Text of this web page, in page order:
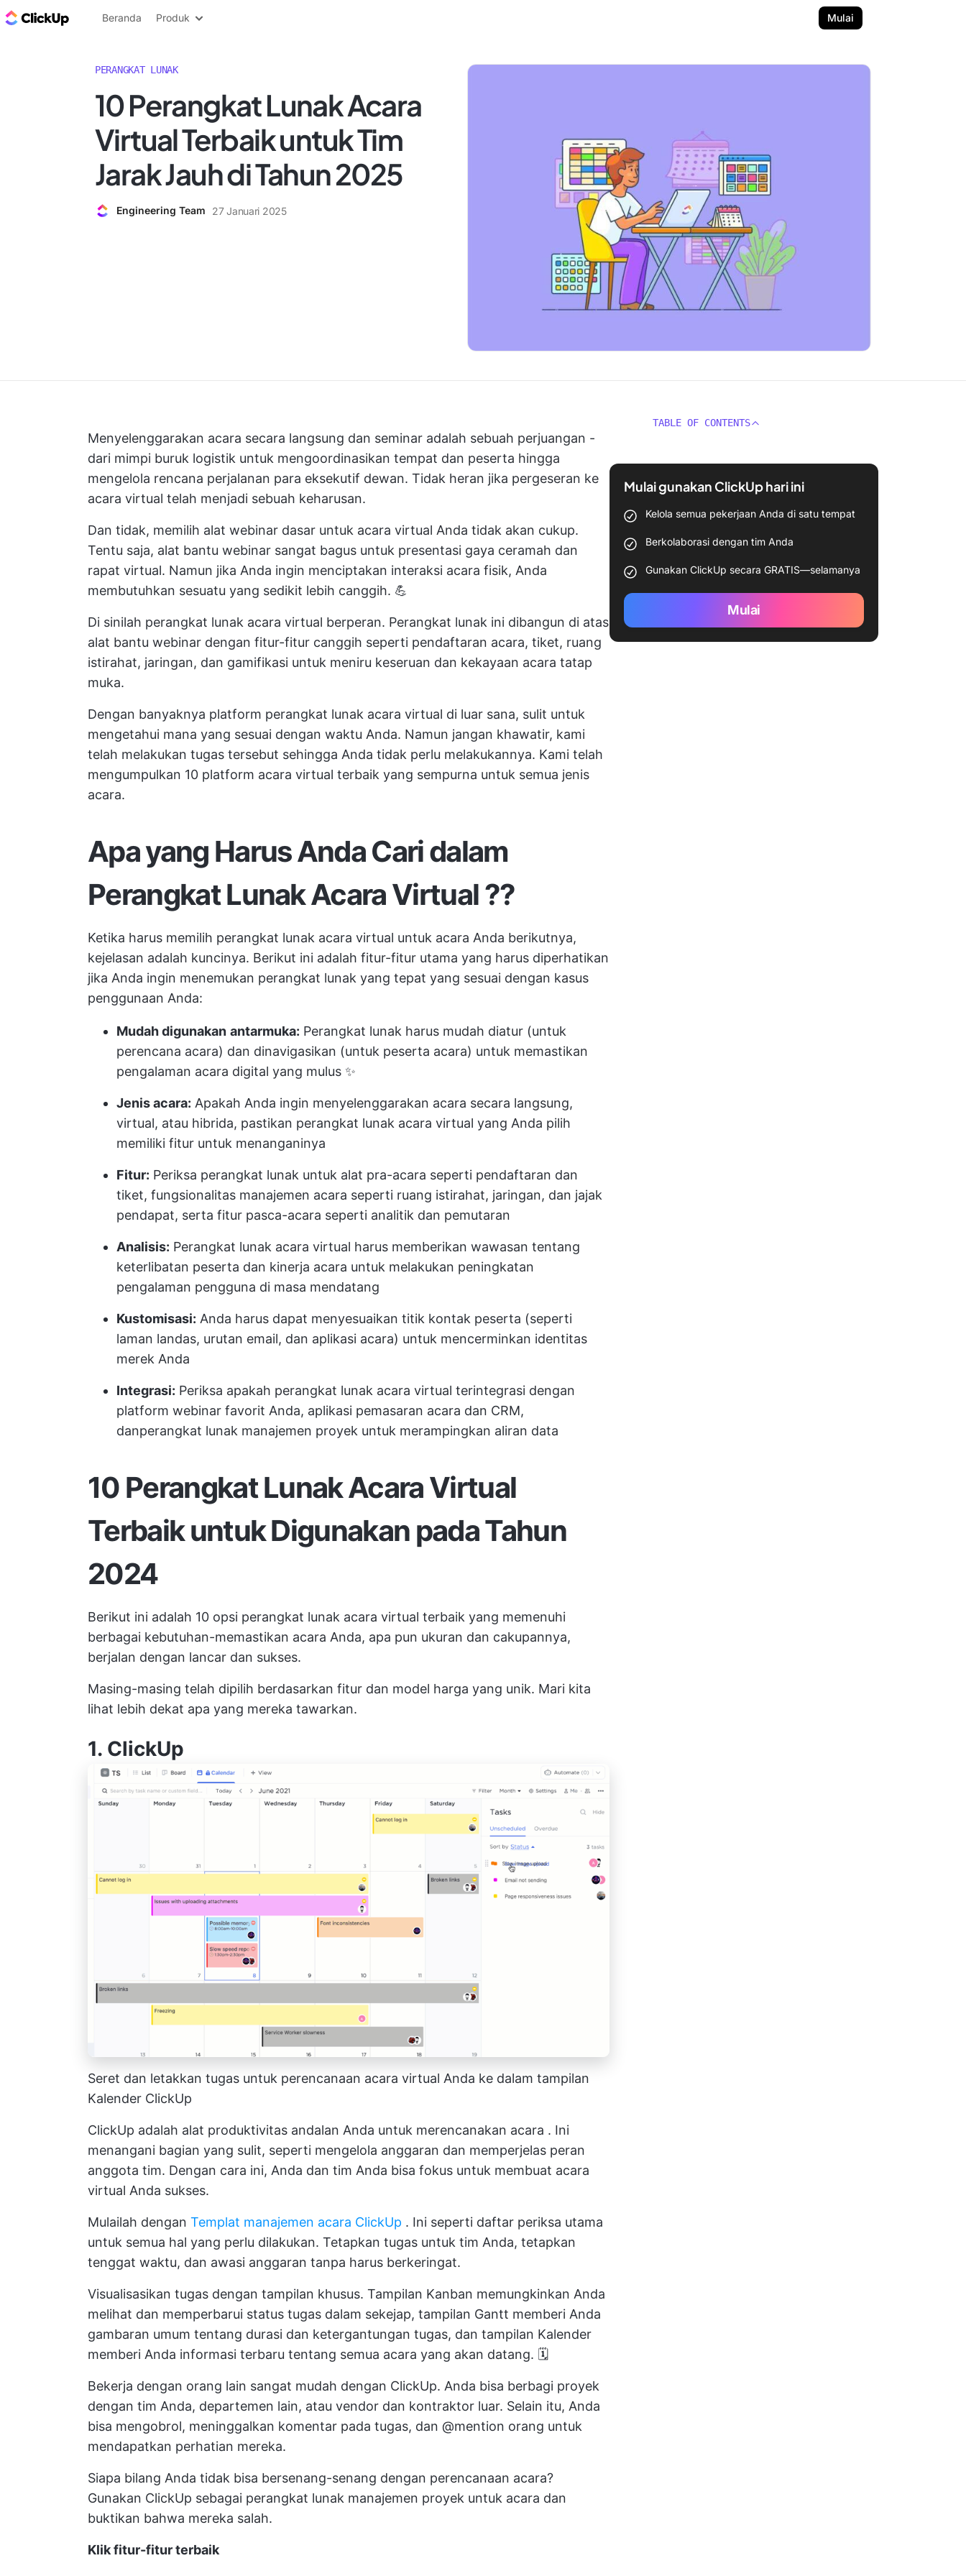
Blog ClickUp
Beranda Produk Mulai
PERANGKAT LUNAK
10 Perangkat Lunak Acara
Virtual Terbaik untuk Tim
Jarak Jauh di Tahun 2025
Engineering Team 27 Januari 2025
Menyelenggarakan acara secara langsung dan seminar adalah sebuah perjuangan -
dari mimpi buruk logistik untuk mengoordinasikan tempat dan peserta hingga
mengelola rencana perjalanan para eksekutif dewan. Tidak heran jika pergeseran ke
acara virtual telah menjadi sebuah keharusan.
Dan tidak, memilih alat webinar dasar untuk acara virtual Anda tidak akan cukup.
Tentu saja, alat bantu webinar sangat bagus untuk presentasi gaya ceramah dan
rapat virtual. Namun jika Anda ingin menciptakan interaksi acara fisik, Anda
membutuhkan sesuatu yang sedikit lebih canggih. 💪
Di sinilah perangkat lunak acara virtual berperan. Perangkat lunak ini dibangun di atas
alat bantu webinar dengan fitur-fitur canggih seperti pendaftaran acara, tiket, ruang
istirahat, jaringan, dan gamifikasi untuk meniru keseruan dan kekayaan acara tatap
muka.
Dengan banyaknya platform perangkat lunak acara virtual di luar sana, sulit untuk
mengetahui mana yang sesuai dengan waktu Anda. Namun jangan khawatir, kami
telah melakukan tugas tersebut sehingga Anda tidak perlu melakukannya. Kami telah
mengumpulkan 10 platform acara virtual terbaik yang sempurna untuk semua jenis
acara.
Apa yang Harus Anda Cari dalam
Perangkat Lunak Acara Virtual??
Ketika harus memilih perangkat lunak acara virtual untuk acara Anda berikutnya,
kejelasan adalah kuncinya. Berikut ini adalah fitur-fitur utama yang harus diperhatikan
jika Anda ingin menemukan perangkat lunak yang tepat yang sesuai dengan kasus
penggunaan Anda:
Mudah digunakan antarmuka: Perangkat lunak harus mudah diatur (untuk
perencana acara) dan dinavigasikan (untuk peserta acara) untuk memastikan
pengalaman acara digital yang mulus ✨
Jenis acara: Apakah Anda ingin menyelenggarakan acara secara langsung,
virtual, atau hibrida, pastikan perangkat lunak acara virtual yang Anda pilih
memiliki fitur untuk menanganinya
Fitur: Periksa perangkat lunak untuk alat pra-acara seperti pendaftaran dan
tiket, fungsionalitas manajemen acara seperti ruang istirahat, jaringan, dan jajak
pendapat, serta fitur pasca-acara seperti analitik dan pemutaran
Analisis: Perangkat lunak acara virtual harus memberikan wawasan tentang
keterlibatan peserta dan kinerja acara untuk melakukan peningkatan
pengalaman pengguna di masa mendatang
Kustomisasi: Anda harus dapat menyesuaikan titik kontak peserta (seperti
laman landas, urutan email, dan aplikasi acara) untuk mencerminkan identitas
merek Anda
Integrasi: Periksa apakah perangkat lunak acara virtual terintegrasi dengan
platform webinar favorit Anda, aplikasi pemasaran acara dan CRM,
danperangkat lunak manajemen proyek untuk merampingkan aliran data
10 Perangkat Lunak Acara Virtual
Terbaikuntuk Digunakan pada Tahun
2024
Berikut ini adalah 10 opsi perangkat lunak acara virtual terbaik yang memenuhi
berbagai kebutuhan-memastikan acara Anda, apa pun ukuran dan cakupannya,
berjalan dengan lancar dan sukses.
Masing-masing telah dipilih berdasarkan fitur dan model harga yang unik. Mari kita
lihat lebih dekat apa yang mereka tawarkan.
1. ClickUp
Seret dan letakkan tugas untuk perencanaan acara virtual Anda ke dalam tampilan
Kalender ClickUp
ClickUp adalah alat produktivitas andalan Anda untuk merencanakan acara . Ini
menangani bagian yang sulit, seperti mengelola anggaran dan memperjelas peran
anggota tim. Dengan cara ini, Anda dan tim Anda bisa fokus untuk membuat acara
virtual Anda sukses.
Mulailah dengan Templat manajemen acara ClickUp . Ini seperti daftar periksa utama
untuk semua hal yang perlu dilakukan. Tetapkan tugas untuk tim Anda, tetapkan
tenggat waktu, dan awasi anggaran tanpa harus berkeringat.
Visualisasikan tugas dengan tampilan khusus. Tampilan Kanban memungkinkan Anda
melihat dan memperbarui status tugas dalam sekejap, tampilan Gantt memberi Anda
gambaran umum tentang durasi dan ketergantungan tugas, dan tampilan Kalender
memberi Anda informasi terbaru tentang semua acara yang akan datang. 🗓️
Bekerja dengan orang lain sangat mudah dengan ClickUp. Anda bisa berbagi proyek
dengan tim Anda, departemen lain, atau vendor dan kontraktor luar. Selain itu, Anda
bisa mengobrol, meninggalkan komentar pada tugas, dan @mention orang untuk
mendapatkan perhatian mereka.
Siapa bilang Anda tidak bisa bersenang-senang dengan perencanaan acara?
Gunakan ClickUp sebagai perangkat lunak manajemen proyek untuk acara dan
buktikan bahwa mereka salah.
Klik fitur-fitur terbaik
TABLE OF CONTENTS
Mulai gunakan ClickUp hari ini
Kelola semua pekerjaan Anda di satu tempat
Berkolaborasi dengan tim Anda
Gunakan ClickUp secara GRATIS—selamanya
Mulai